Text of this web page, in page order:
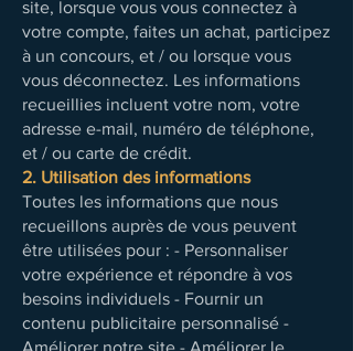
site, lorsque vous vous connectez à
votre compte, faites un achat, participez
à un concours, et / ou lorsque vous
vous déconnectez. Les informations
recueillies incluent votre nom, votre
adresse e-mail, numéro de téléphone,
et / ou carte de crédit.
2. Utilisation des informations
Toutes les informations que nous
recueillons auprès de vous peuvent
être utilisées pour : - Personnaliser
votre expérience et répondre à vos
besoins individuels - Fournir un
contenu publicitaire personnalisé -
Améliorer notre site - Améliorer le